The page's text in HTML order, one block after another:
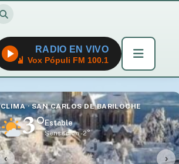
RADIO EN VIVO
Vox Pópuli FM 100.1
CLIMA · SAN CARLOS DE BARILOCHE
3°Estable
Sensación -2°
‹ ›